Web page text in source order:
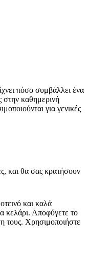
πόσο συμβάλλει ένα
στην καθημερινή
για γενικές
και θα σας κρατήσουν
και καλά
κελάρι. Αποφύγετε το
τους. Χρησιμοποιήστε